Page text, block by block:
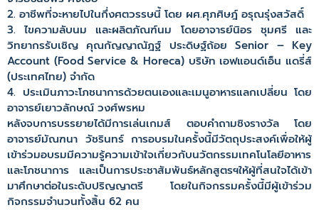
2. อาชีพที่จะหายไปในกึ่งศตวรรษนี้ โดย ผศ.ศุภศิษฎ์ อรุณรุ่งสวัสดิ์
3. ไขความลับนม และผลิตภัณฑ์นม โดยอาจารย์นิอร ชุมศรี และ
วิทยากรรับเชิญ คุณกัญญาณัฎฐ์ ประดิษฐ์ถ้อย Senior – Key
Account (Food Service & Horeca) บริษัท เอฟแอนด์เอ็น แดรี่ส์
(ประเทศไทย) จำกัด
4. ประเมินภาวะโภชนาการด้วยตนเองและเมนูอาหารแลกเปลี่ยน โดย
อาจารย์เยาวลักษณ์ วงศ์พรหม
หลังจบการบรรยายได้มีการเล่นเกมส์ ตอบคำถามชิงรางวัล โดย
อาจารย์มัณฑนา วัชรินทร์ การอบรมในครั้งนี้มีวัตถุประสงค์เพื่อให้ผู้
เข้าร่วมอบรมมีความรู้ความเข้าใจเกี่ยวกับนวัตกรรมเทคโนโลยีอาหาร
และโภชนาการ และเป็นการประชาสัมพันธ์หลักสูตรฯให้ผู้ที่สนใจได้เข้า
มาศึกษาต่อในระดับปริญญาตรี โดยในกิจกรรมครั้งนี้มีผู้เข้าร่วม
กิจกรรมจำนวนทั้งสิ้น 62 คน